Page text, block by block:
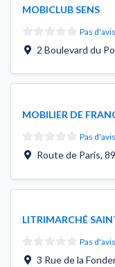
MOBICLUB SENS
Pas
2 Boulevard du
MOBILIER DE
Pas
Route de Paris,
LITRIMARCHÉ
Pas
3 Rue de la